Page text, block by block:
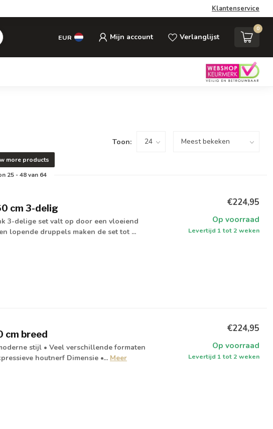
Klantenservice
EUR Mijn account Verlanglijst
0
Toon:
more products
25-48van 64
cm 3-delig
3-delige set valt op door een vloeiend
lopende druppels maken de set tot ...
€224,95
Op voorraad
Levertijd 1 tot 2 weken
cm breed
stijl • Veel verschillende formaten
houtnerf Dimensie •... Meer
€224,95
Op voorraad
Levertijd 1 tot 2 weken